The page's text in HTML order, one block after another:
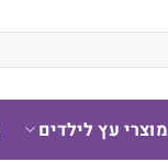
מוצרי עץ לילדים